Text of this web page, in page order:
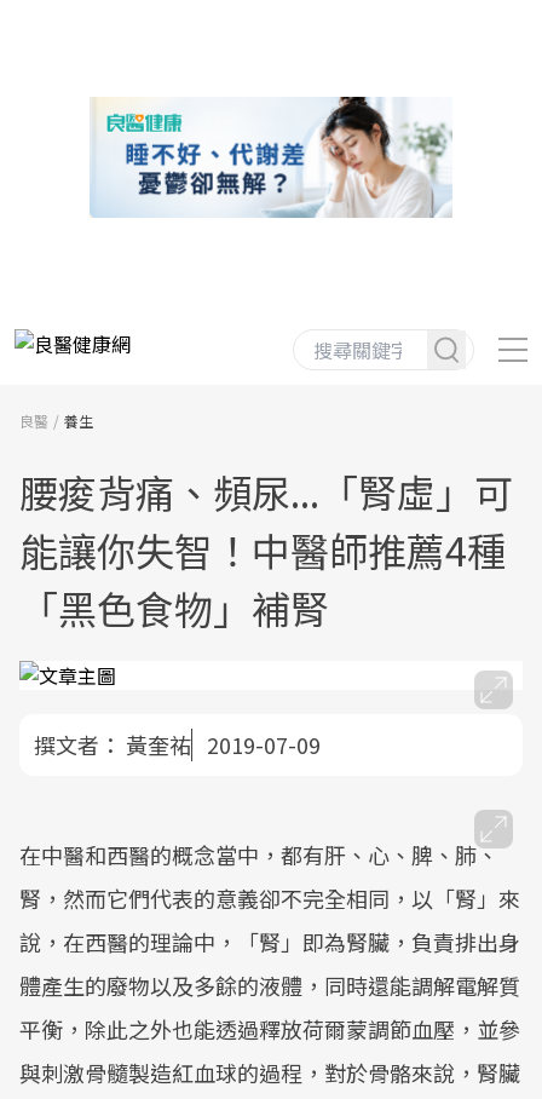
良醫 養生
腰痠背痛、頻尿...「腎虛」可
能讓你失智！中醫師推薦4種
「黑色食物」補腎
撰文者： 黃奎祐 2019-07-09
在中醫和西醫的概念當中，都有肝、心、脾、肺、
腎，然而它們代表的意義卻不完全相同，以「腎」來
說，在西醫的理論中，「腎」即為腎臟，負責排出身
體產生的廢物以及多餘的液體，同時還能調解電解質
平衡，除此之外也能透過釋放荷爾蒙調節血壓，並參
與刺激骨髓製造紅血球的過程，對於骨骼來說，腎臟